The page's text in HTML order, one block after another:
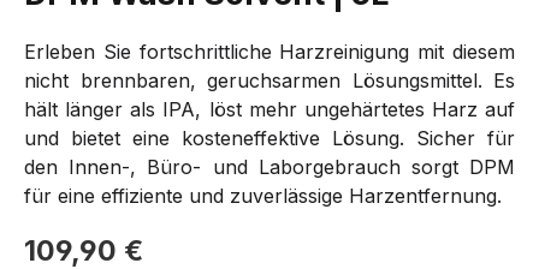
Erleben Sie fortschrittliche Harzreinigung mit diesem
nicht brennbaren, geruchsarmen Lösungsmittel. Es
hält länger als IPA, löst mehr ungehärtetes Harz auf
und bietet eine kosteneffektive Lösung. Sicher für
den Innen-, Büro- und Laborgebrauch sorgt DPM
für eine effiziente und zuverlässige Harzentfernung.
Regulärer Preis:
109,90 €